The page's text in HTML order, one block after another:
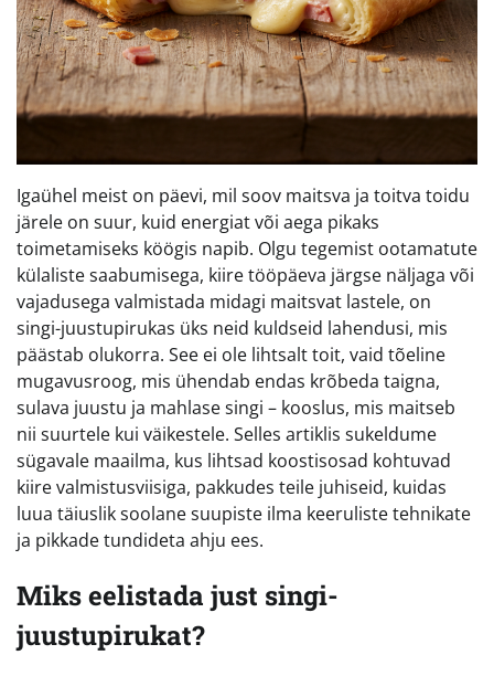
Igaühel meist on päevi, mil soov maitsva ja toitva toidu
järele on suur, kuid energiat või aega pikaks
toimetamiseks köögis napib. Olgu tegemist ootamatute
külaliste saabumisega, kiire tööpäeva järgse näljaga või
vajadusega valmistada midagi maitsvat lastele, on
singi-juustupirukas üks neid kuldseid lahendusi, mis
päästab olukorra. See ei ole lihtsalt toit, vaid tõeline
mugavusroog, mis ühendab endas krõbeda taigna,
sulava juustu ja mahlase singi – kooslus, mis maitseb
nii suurtele kui väikestele. Selles artiklis sukeldume
sügavale maailma, kus lihtsad koostisosad kohtuvad
kiire valmistusviisiga, pakkudes teile juhiseid, kuidas
luua täiuslik soolane suupiste ilma keeruliste tehnikate
ja pikkade tundideta ahju ees.
Miks eelistada just singi-
juustupirukat?